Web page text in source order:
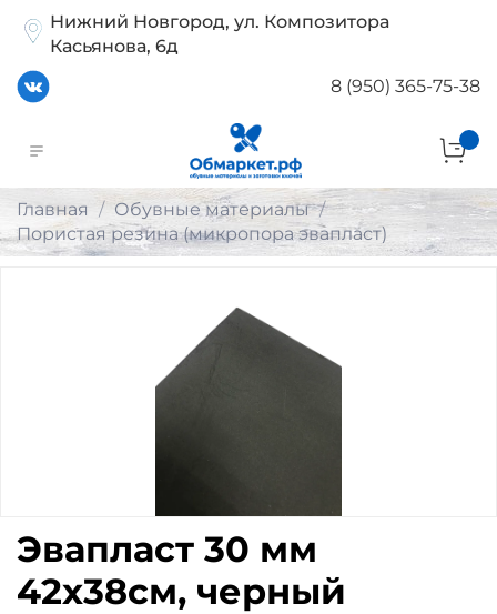
Нижний Новгород, ул. Композитора
Касьянова, 6д
8 (950) 365-75-38
Главная
Обувные материалы
Пористая резина (микропора эвапласт)
Эвапласт 30 мм
42х38см, черный